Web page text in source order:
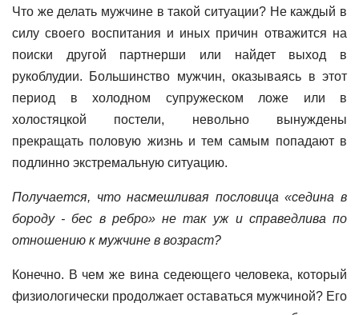
Что же делать мужчине в такой ситуации? Не каждый в
силу своего воспитания и иных причин отважится на
поиски другой партнерши или найдет выход в
рукоблудии. Большинство мужчин, оказываясь в этот
период в холодном супружеском ложе или в
холостяцкой постели, невольно вынуждены
прекращать половую жизнь и тем самым попадают в
подлинно экстремальную ситуацию.
Получается, что насмешливая пословица «седина в
бороду - бес в ребро» не так уж и справедлива по
отношению к мужчине в возраст?
Конечно. В чем же вина седеющего человека, который
физиологически продолжает оставаться мужчиной? Его